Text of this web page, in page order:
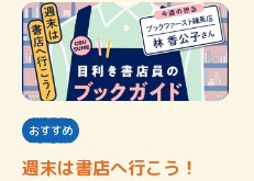
おすすめ
週末は書店へ行こう！